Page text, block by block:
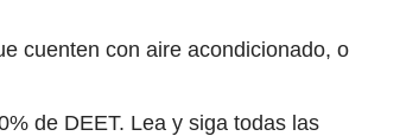
cuenten con aire acondicionado, o
de DEET. Lea y siga todas las